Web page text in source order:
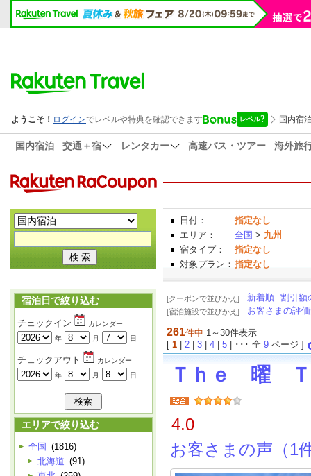
国内宿泊 交通＋宿 レンタカー 高速バス・ツアー 海外旅
日付：
指定なし
エリア：
全国 > 九州
宿タイプ：
指定なし
対象プラン： 指定なし
宿泊日で絞り込む
チェックイン
カレンダー
年
月 日
チェックアウト
カレンダー
年
月 日
エリアで絞り込む
全国 (1816)
北海道 (91)
[クーポンで並びかえ] 新着順 割引額
[宿泊施設で並びかえ] お客さまの評
261件中 1～30件表示
[ 1 2 3 4 5 | ･･･ 全 9 ページ ]
Ｔｈｅ 曜 Ｔ
4.0
お客さまの声（1